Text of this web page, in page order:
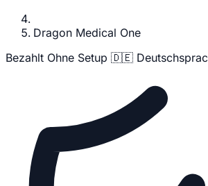
Dragon Medical One
Bezahlt Ohne Setup 🇩🇪